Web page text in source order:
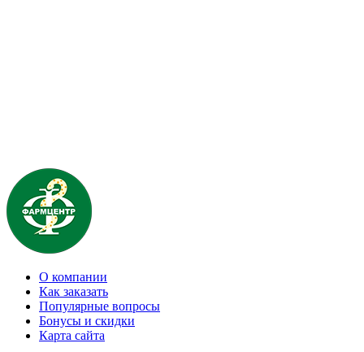
О компании
Как заказать
Популярные вопросы
Бонусы и скидки
Карта сайта